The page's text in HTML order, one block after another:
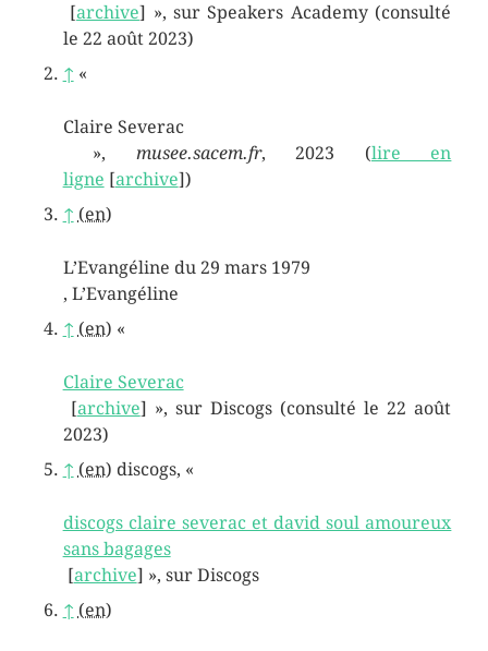
[archive] », surSpeakers Academy (consulté
le 22 août 2023)
↑ «
Claire Severac
», musee.sacem.fr,‎ 2023 (lire en
ligne [archive])
↑ (en)
L’Evangéline du 29 mars 1979
, L’Evangéline
↑ (en) «
Claire Severac
[archive] », surDiscogs (consulté le 22 août
2023)
↑ (en) discogs, «
discogs claire severac et david soul amoureux
sans bagages
[archive] », sur Discogs
↑ (en)